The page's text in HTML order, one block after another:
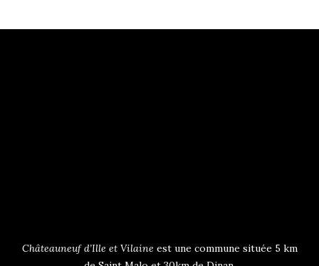
Châteauneuf d’Ille et Vilaine est une commune située 5 km